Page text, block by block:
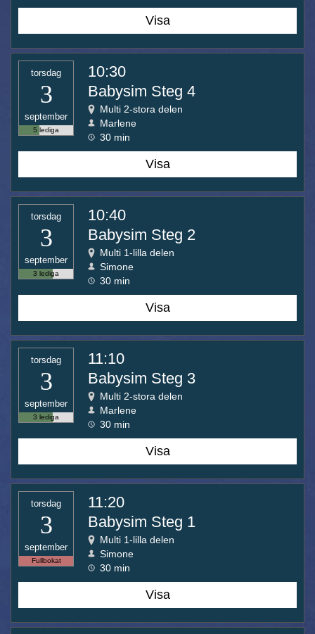
Visa
torsdag
3
september
5 lediga
10:30
Babysim Steg 4
Multi 2-stora delen
Marlene
30 min
Visa
torsdag
3
september
3 lediga
10:40
Babysim Steg 2
Multi 1-lilla delen
Simone
30 min
Visa
torsdag
3
september
3 lediga
11:10
Babysim Steg 3
Multi 2-stora delen
Marlene
30 min
Visa
torsdag
3
september
Fullbokat
11:20
Babysim Steg 1
Multi 1-lilla delen
Simone
30 min
Visa